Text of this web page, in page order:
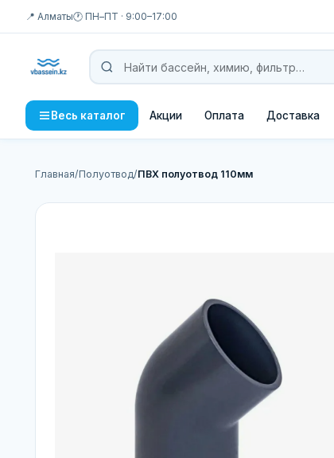
📍 Алматы🕐 ПН–ПТ · 9:00–17:00
Весь каталог Акции Оплата Доставка
Главная/Полуотвод/ПВХ полуотвод 110мм